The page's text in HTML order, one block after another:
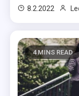
8.2.2022
4 MINS READ